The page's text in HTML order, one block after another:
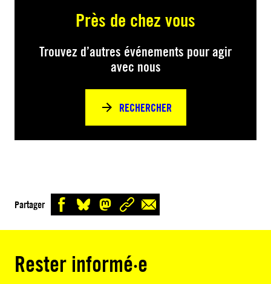
Près de chez vous
Trouvez d’autres événements pour agir
avec nous
RECHERCHER
Partager
Rester informé·e